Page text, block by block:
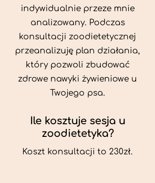
indywidualnie przeze mnie
analizowany. Podczas
konsultacji zoodietetycznej
przeanalizuję plan działania,
który pozwoli zbudować
zdrowe nawyki żywieniowe u
Twojego psa.
Ile kosztuje sesja u
zoodietetyka?
Koszt konsultacji to 230zł.